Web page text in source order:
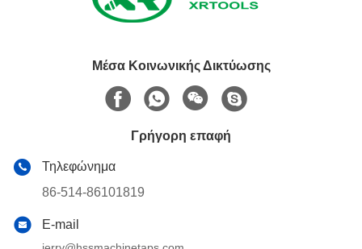
Μέσα Κοινωνικής Δικτύωσης
Γρήγορη επαφή
Τηλεφώνημα
86-514-86101819
E-mail